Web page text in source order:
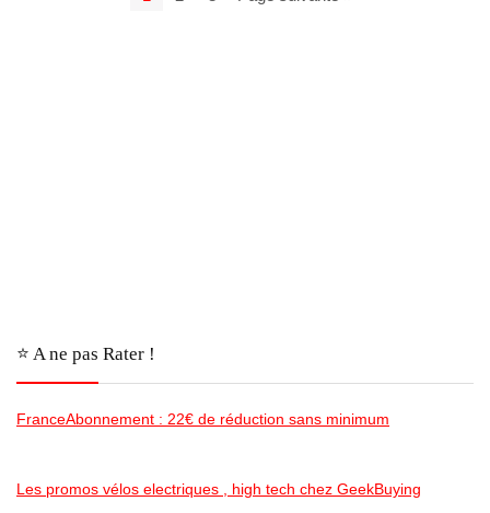
⭐️ A ne pas Rater !
FranceAbonnement : 22€ de réduction sans minimum
Les promos vélos electriques , high tech chez GeekBuying